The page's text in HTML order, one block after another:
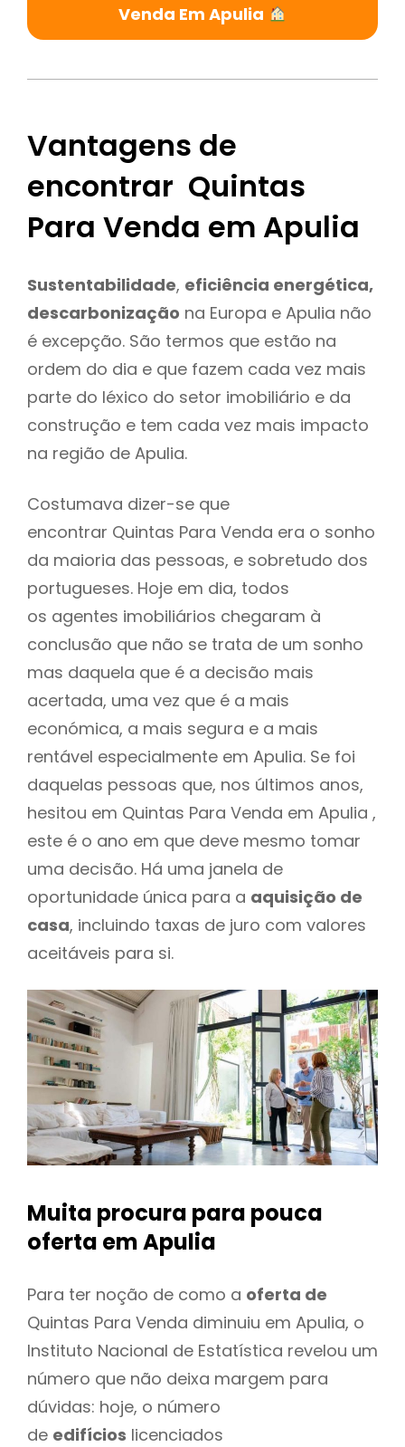
Venda Em Apulia
Vantagens de
encontrar Quintas
Para Venda em Apulia
Sustentabilidade, eficiência energética,
descarbonização na Europa e Apulia não
é excepção. São termos que estão na
ordem do dia e que fazem cada vez mais
parte do léxico do setor imobiliário e da
construção e tem cada vez mais impacto
na região de Apulia.
Costumava dizer-se que
encontrar Quintas Para Venda era o sonho
da maioria das pessoas, e sobretudo dos
portugueses. Hoje em dia, todos
os agentes imobiliários chegaram à
conclusão que não se trata de um sonho
mas daquela que é a decisão mais
acertada, uma vez que é a mais
económica, a mais segura e a mais
rentável especialmente em Apulia. Se foi
daquelas pessoas que, nos últimos anos,
hesitou em Quintas Para Venda em Apulia ,
este é o ano em que deve mesmo tomar
uma decisão. Há uma janela de
oportunidade única para a aquisição de
casa, incluindo taxas de juro com valores
aceitáveis para si.
Muita procura para pouca
oferta em Apulia
Para ter noção de como a oferta de
Quintas Para Venda diminuiu em Apulia, o
Instituto Nacional de Estatística revelou um
número que não deixa margem para
dúvidas: hoje, o número
de edifícios licenciados